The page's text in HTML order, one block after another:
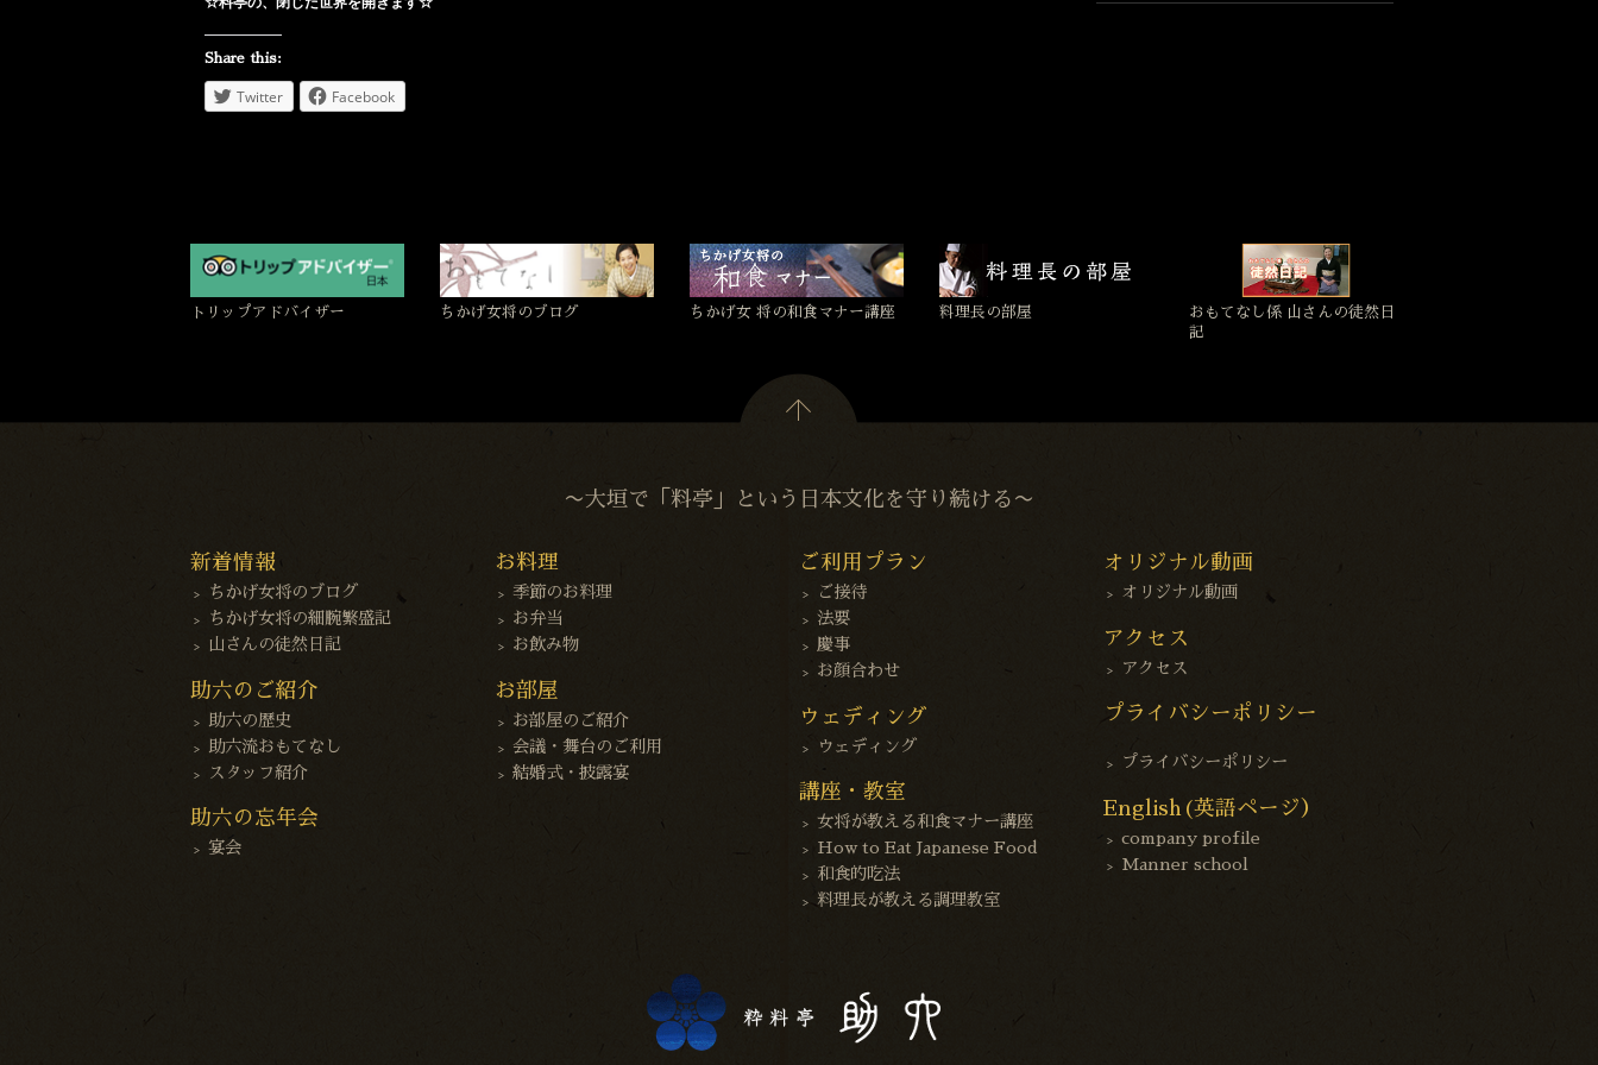
Share this:
Twitter Facebook
トリップアドバイザー ちかげ女将のブログ ちかげ女 将の和食マナー講座 料理長の部屋
おもてなし係 山さんの徒然日
記
〜大垣で「料亭」という日本文化を守り続ける〜
新着情報
ちかげ女将のブログ
ちかげ女将の細腕繁盛記
山さんの徒然日記
助六のご紹介
助六の歴史
助六流おもてなし
スタッフ紹介
助六の忘年会
宴会
お料理
季節のお料理
お弁当
お飲み物
お部屋
お部屋のご紹介
会議・舞台のご利用
結婚式・披露宴
ご利用プラン
ご接待
法要
慶事
お顔合わせ
ウェディング
ウェディング
講座・教室
女将が教える和食マナー講座
How to Eat Japanese Food
和食的吃法
料理長が教える調理教室
オリジナル動画
オリジナル動画
アクセス
アクセス
プライバシーポリシー
プライバシーポリシー
English(英語ページ）
company profile
Manner school